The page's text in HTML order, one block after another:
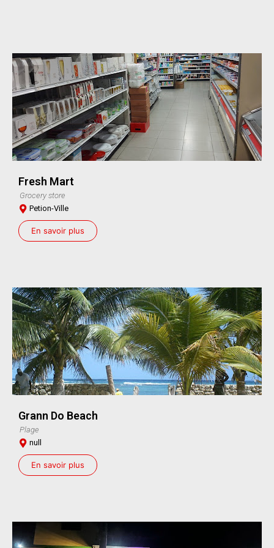
Fresh Mart
Grocery store
Petion-Ville
En savoir plus
Grann Do Beach
Plage
null
En savoir plus